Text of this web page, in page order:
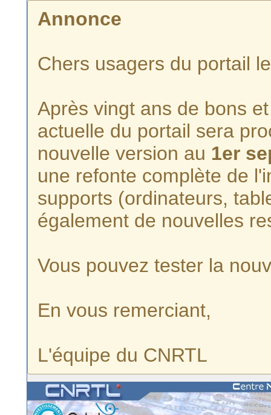
Annonce
Chers usagers du portail
Après vingt ans de bons
actuelle du portail sera
nouvelle version au 1er
une refonte complète de
supports (ordinateurs,
également de nouvelles
Vous pouvez tester la
En vous remerciant,
L'équipe du CNRTL